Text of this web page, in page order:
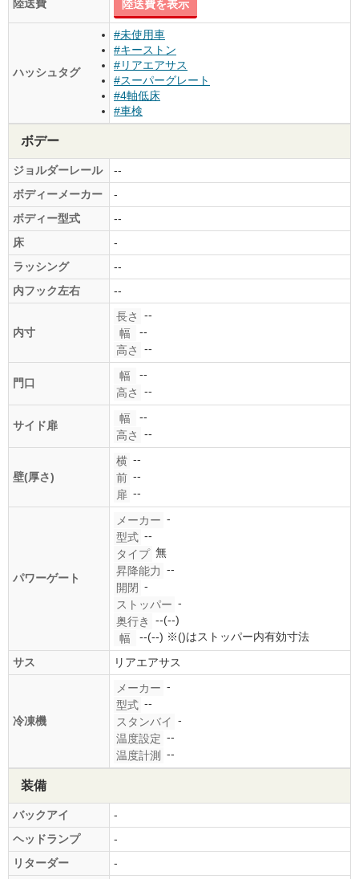
陸送費 陸送費を表示
ハッシュタグ
#未使用車
#キーストン
#リアエアサス
#スーパーグレート
#4軸低床
#車検
ボデー
ジョルダーレール
--
ボディーメーカー
-
ボディー型式
--
床
-
ラッシング
--
内フック左右
--
内寸
長さ
--
幅
--
高さ
--
門口
幅
--
高さ
--
サイド扉
幅
--
高さ
--
壁(厚さ)
横 --
前 --
扉 --
パワーゲート
メーカー -
型式 --
タイプ 無
昇降能力 --
開閉 -
ストッパー -
奥行き
--(--)
幅
--(--) ※()はストッパー内有効寸法
サス
リアエアサス
冷凍機
メーカー -
型式 --
スタンバイ -
温度設定 --
温度計測
--
装備
バックアイ
-
ヘッドランプ
-
リターダー
-